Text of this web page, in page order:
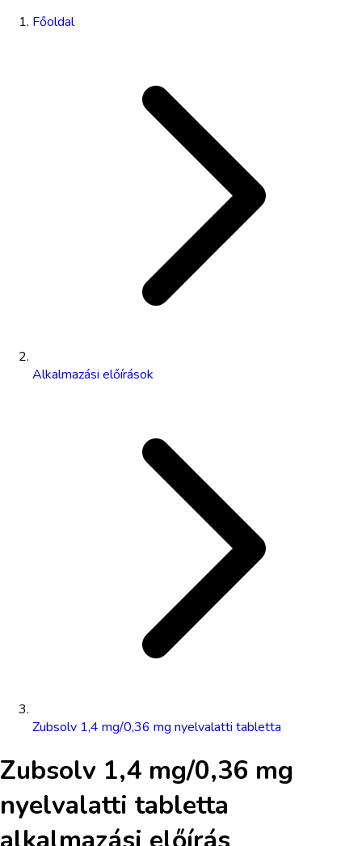
Főoldal
Alkalmazási előírások
Zubsolv 1,4 mg/0,36 mg nyelvalatti tabletta
Zubsolv 1,4 mg/0,36 mg
nyelvalatti tabletta